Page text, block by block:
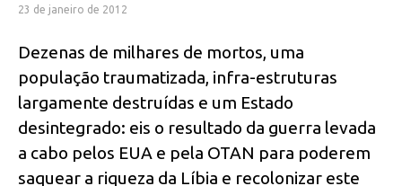
23 de janeiro de 2012
Dezenas de milhares de mortos, uma
população traumatizada, infra-estruturas
largamente destruídas e um Estado
desintegrado: eis o resultado da guerra levada
a cabo pelos EUA e pela OTAN para poderem
saquear a riqueza da Líbia e recolonizar este